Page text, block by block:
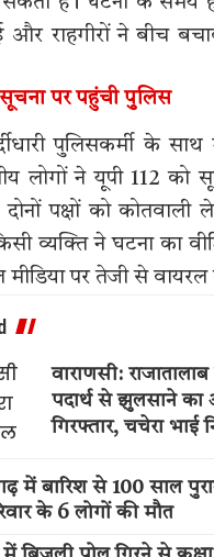
राहगीरों ने बीच
पर पहुंची पुलिस
पुलिसकर्मी के साथ
लोगों ने यूपी 112 को
पक्षों को कोतवाली
व्यक्ति ने घटना का
पर तेजी से वायरल
वाराणसी:
पदार्थ से झुलसाने का
गिरफ्तार, चचेरा भाई
में बारिश से 100 साल
के 6 लोगों की मौत